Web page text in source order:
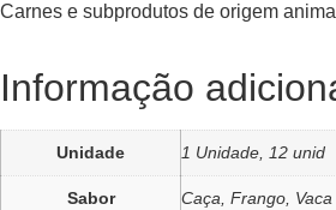
Carnes e subprodutos de origem
Informação
Unidade 1 Unidade, 12 unid
Sabor Caça, Frango, Vaca